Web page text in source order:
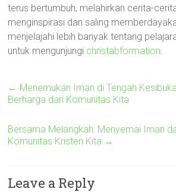
terus bertumbuh, melahirkan cerita-
menginspirasi dan saling
menjelajahi lebih banyak tentang
untuk mengunjungi christabformation.
← Menemukan Iman di Tengah
Berharga dari Komunitas Kita
Bersama Melangkah: Menyemai Iman
Komunitas Kristen Kita →
Leave a Reply